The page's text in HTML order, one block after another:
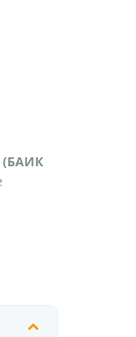
(БАИК